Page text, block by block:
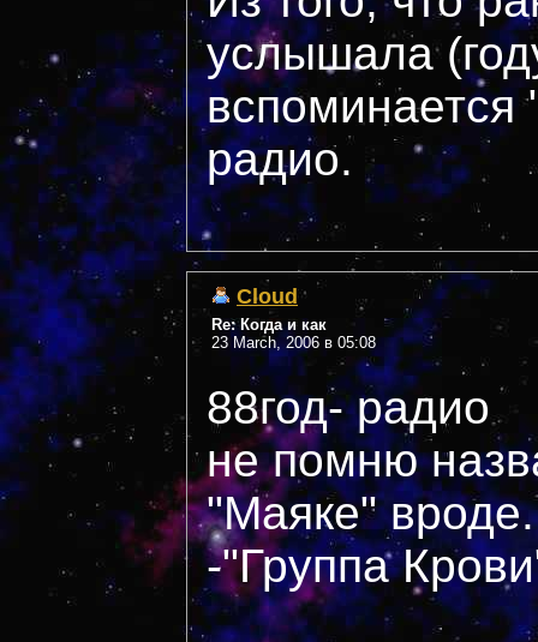
услышала
вспоминается
радио.
Cloud
Re: Когда и как
23 March, 2006 в 05:08
88год- радио
не помню
"Маяке"
-"Группа